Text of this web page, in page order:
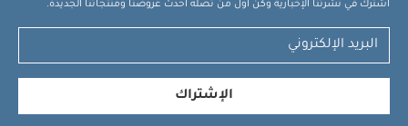
اشترك في نشرتنا الإخبارية وكن أول من تصله أحدث عروضنا ومنتجاتنا الجديدة.
الإشتراك